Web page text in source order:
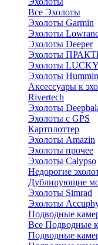
Все Эхолоты
Эхолоты Garmin
Эхолоты
Эхолоты Deeper
Эхолоты
Эхолоты LUCKY
Эхолоты
Аксессуары к
Rivertech
Эхолоты
Эхолоты с GPS
Картплоттер
Эхолоты Amazin
Эхолоты прочее
Эхолоты Calypso
Недорогие
Дублирующие
Эхолоты Simrad
Эхолоты
Подводные
Все Подводные
Подводные